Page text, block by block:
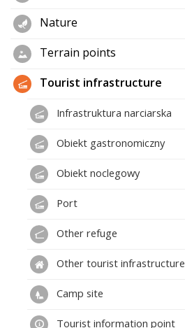
Nature
Terrain points
Tourist infrastructure
Infrastruktura narciarska
Obiekt gastronomiczny
Obiekt noclegowy
Port
Other refuge
Other tourist infrastructure
Camp site
Tourist information point